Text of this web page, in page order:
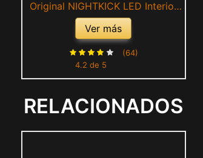
Original NIGHTKICK LED Interior
se enciende cuando se patea –
Brilla en la Oscuridad -
Blanco/Rojo – tamano offz.5
Ver más
4.2 de 5
(64)
RELACIONADOS